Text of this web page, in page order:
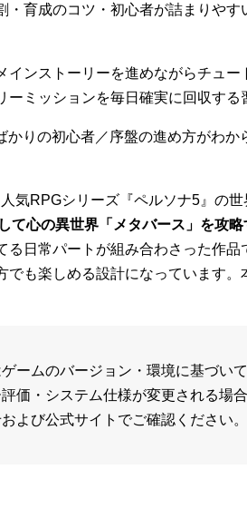
・育成のコツ・初心者が詰まりや
インストーリーを進めながらチュ
ーミッションを毎日確実に回収する
かりの初心者／序盤の進め方がわ
気RPGシリーズ『ペルソナ5』の
て心の異世界「メタバース」を攻略
る日常パートが組み合わさった作
でも楽しめる設計になっています
ームのバージョン・環境に基づい
価・システム仕様が変更される場
よび公式サイトでご確認ください。